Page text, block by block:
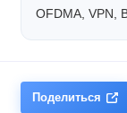
OFDMA, VPN,
Поделиться